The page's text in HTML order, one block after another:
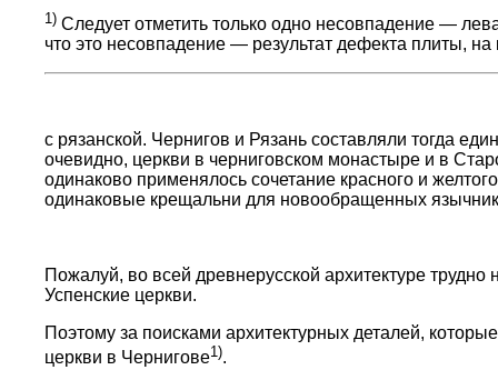
1) Следует отметить только одно несовпадение —
что это несовпадение — результат дефекта плиты,
с рязанской. Чернигов и Рязань составляли тогда
очевидно, церкви в черниговском монастыре и в
одинаково применялось сочетание красного и
одинаковые крещальни для новообращенных
Пожалуй, во всей древнерусской архитектуре
Успенские церкви.
Поэтому за поисками архитектурных деталей,
церкви в Чернигове1).